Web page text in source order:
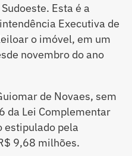
Esta é a
Executiva de
o imóvel, em um
novembro do ano
de Novaes, sem
da Lei Complementar
pela
9,68 milhões.